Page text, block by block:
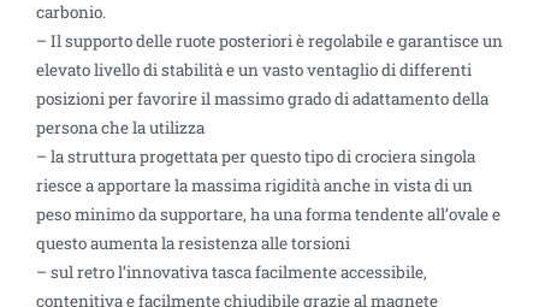
carbonio.
– Il supporto delle ruote posteriori è regolabile e garantisce un
elevato livello di stabilità e un vasto ventaglio di differenti
posizioni per favorire il massimo grado di adattamento della
persona che la utilizza
– la struttura progettata per questo tipo di crociera singola
riesce a apportare la massima rigidità anche in vista di un
peso minimo da supportare, ha una forma tendente all’ovale e
questo aumenta la resistenza alle torsioni
– sul retro l’innovativa tasca facilmente accessibile,
contenitiva e facilmente chiudibile grazie al magnete